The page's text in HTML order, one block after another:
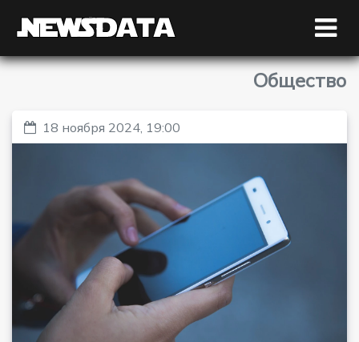
Общество
18 ноября 2024, 19:00